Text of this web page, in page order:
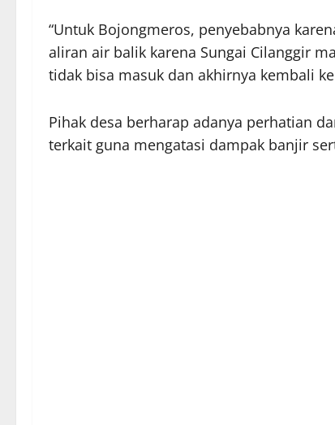
“Untuk Bojongmeros, penyebabnya
aliran air balik karena Sungai Cilanggir
tidak bisa masuk dan akhirnya kembali
Pihak desa berharap adanya perhatian
terkait guna mengatasi dampak banjir